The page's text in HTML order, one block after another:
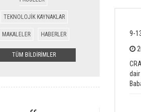
TEKNOLOJİK KAYNAKLAR
MAKALELER HABERLER
TÜM BİLDİRİMLER
9-
dair